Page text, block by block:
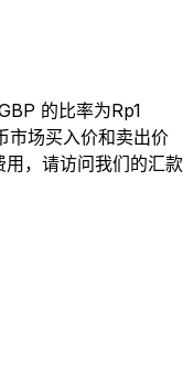
的比率为Rp1
市场买入价和卖出价
，请访问我们的汇款